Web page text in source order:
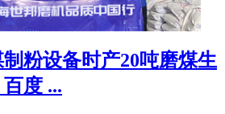
粉设备时产20吨磨煤生
度 ...